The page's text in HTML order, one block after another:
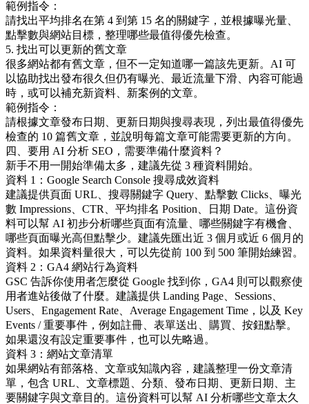
範例指令：
請找出平均排名在第 4 到第 15 名的關鍵字，並根據曝光量、
點擊數與網站目標，整理哪些最值得優先檢查。
5. 找出可以更新的舊文章
很多網站都有舊文章，但不一定知道哪一篇該先更新。AI 可
以協助找出發布很久但仍有曝光、最近流量下滑、內容可能過
時，或可以補充新資料、新案例的文章。
範例指令：
請根據文章發布日期、更新日期與搜尋表現，列出最值得優先
檢查的 10 篇舊文章，並說明每篇文章可能需要更新的方向。
四、要用 AI 分析 SEO，需要準備什麼資料？
新手不用一開始準備太多，建議先從 3 種資料開始。
資料 1：Google Search Console 搜尋成效資料
建議提供頁面 URL、搜尋關鍵字 Query、點擊數 Clicks、曝光
數 Impressions、CTR、平均排名 Position、日期 Date。這份資
料可以幫 AI 初步分析哪些頁面有流量、哪些關鍵字有機會、
哪些頁面曝光高但點擊少。建議先匯出近 3 個月或近 6 個月的
資料。如果資料量很大，可以先從前 100 到 500 筆開始練習。
資料 2：GA4 網站行為資料
GSC 告訴你使用者怎麼從 Google 找到你，GA4 則可以觀察使
用者進站後做了什麼。建議提供 Landing Page、Sessions、
Users、Engagement Rate、Average Engagement Time，以及 Key
Events / 重要事件，例如註冊、表單送出、購買、按鈕點擊。
如果還沒有設定重要事件，也可以先略過。
資料 3：網站文章清單
如果網站有部落格、文章或知識內容，建議整理一份文章清
單，包含 URL、文章標題、分類、發布日期、更新日期、主
要關鍵字與文章目的。這份資料可以幫 AI 分析哪些文章太久